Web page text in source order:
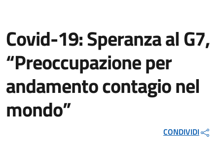
Covid-19: Speranza al G7,
“Preoccupazione per
andamento contagio nel
mondo”
CONDIVIDI